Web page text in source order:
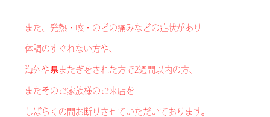
また、発熱・咳・のどの痛みなどの症状があり
体調のすぐれない方や、
海外や県またぎをされた方で2週間以内の方、
またそのご家族様のご来店を
しばらくの間お断りさせていただいております。